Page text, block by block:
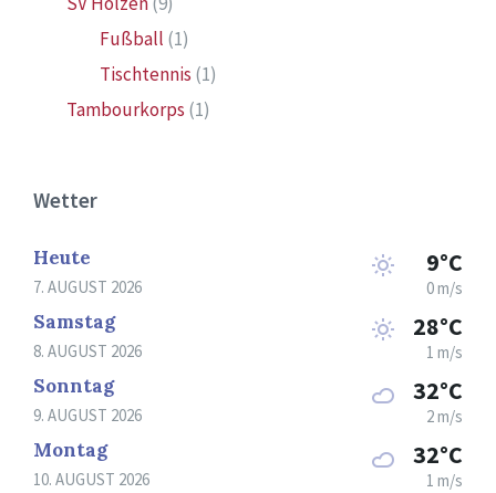
Fußball (1)
Tischtennis (1)
Tambourkorps (1)
Wetter
Heute
7. AUGUST 2026
9°C
0 m/s
Samstag
8. AUGUST 2026
28°C
1 m/s
Sonntag
9. AUGUST 2026
32°C
2 m/s
Montag
10. AUGUST 2026
32°C
1 m/s